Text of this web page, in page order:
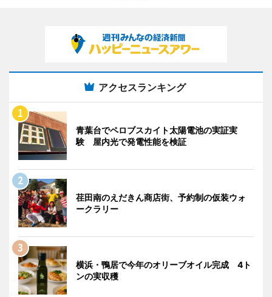
アクセスランキング
青葉台でペロブスカイト太陽電池の実証実
験 屋内光で発電性能を検証
荏田南のえだきん商店街、予約制の仮装ウォ
ークラリー
横浜・鴨居で今年のオリーブオイル完成 4ト
ンの実収穫